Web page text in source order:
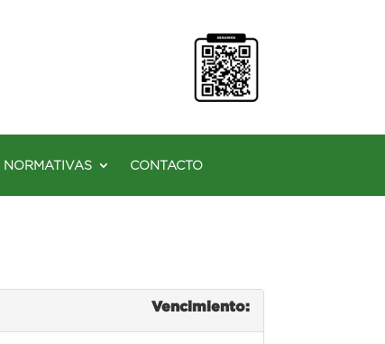
NORMATIVAS CONTACTO
Vencimiento: